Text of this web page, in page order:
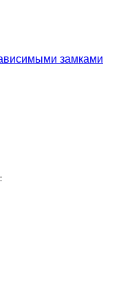
замками